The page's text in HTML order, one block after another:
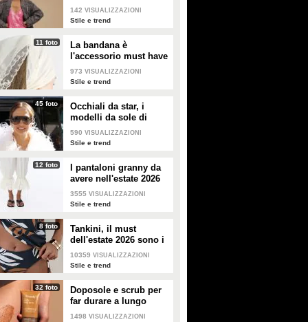
copiare
142 VISUALIZZAZIONI
Stile e trend
11 foto
La bandana è
l'accessorio must have
dell'estate 2026: i
modelli di tendenza
973 VISUALIZZAZIONI
Stile e trend
45 foto
Occhiali da star, i
modelli da sole di
tendenza per l'estate
2026
590 VISUALIZZAZIONI
Stile e trend
12 foto
I pantaloni granny da
avere nell'estate 2026
3555 VISUALIZZAZIONI
Stile e trend
8 foto
Tankini, il must
dell'estate 2026 sono i
costumi con la canotta
10359 VISUALIZZAZIONI
Stile e trend
32 foto
Doposole e scrub per
far durare a lungo
l'abbronzatura in estate
1498 VISUALIZZAZIONI